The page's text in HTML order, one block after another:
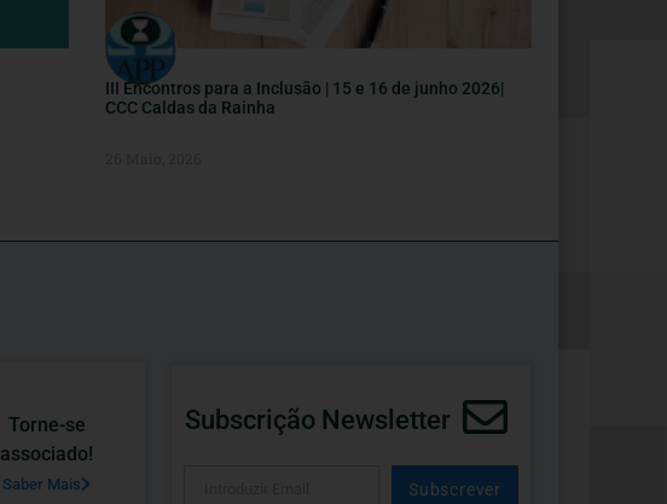
III Encontros para a Inclusão | 15 e 16 de junho 2026|
CCC Caldas da Rainha
Torne-se
associado!
Saber Mais
Subscrição Newsletter
Subscrever